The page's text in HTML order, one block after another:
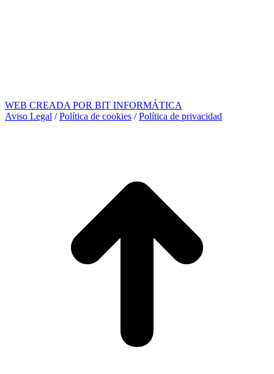
WEB CREADA POR BIT INFORMÁTICA
Aviso Legal /Política de cookies /Política de privacidad